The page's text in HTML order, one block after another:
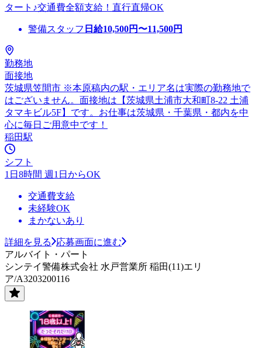
タート♪交通費全額支給！直行直帰OK
警備スタッフ 日給10,500円〜11,500円
勤務地
面接地
茨城県笠間市 ※本原稿内の駅・エリア名は実際の勤務地で
はございません。面接地は【茨城県土浦市大和町8-22 土浦
タマキビル5F】です。お仕事は茨城県・千葉県・都内を中
心に毎日ご用意中です！
稲田駅
シフト
1日8時間 週1日からOK
交通費支給
未経験OK
まかないあり
詳細を見る
応募画面に進む
アルバイト・パート
シンテイ警備株式会社 水戸営業所 稲田(11)エリ
ア/A3203200116